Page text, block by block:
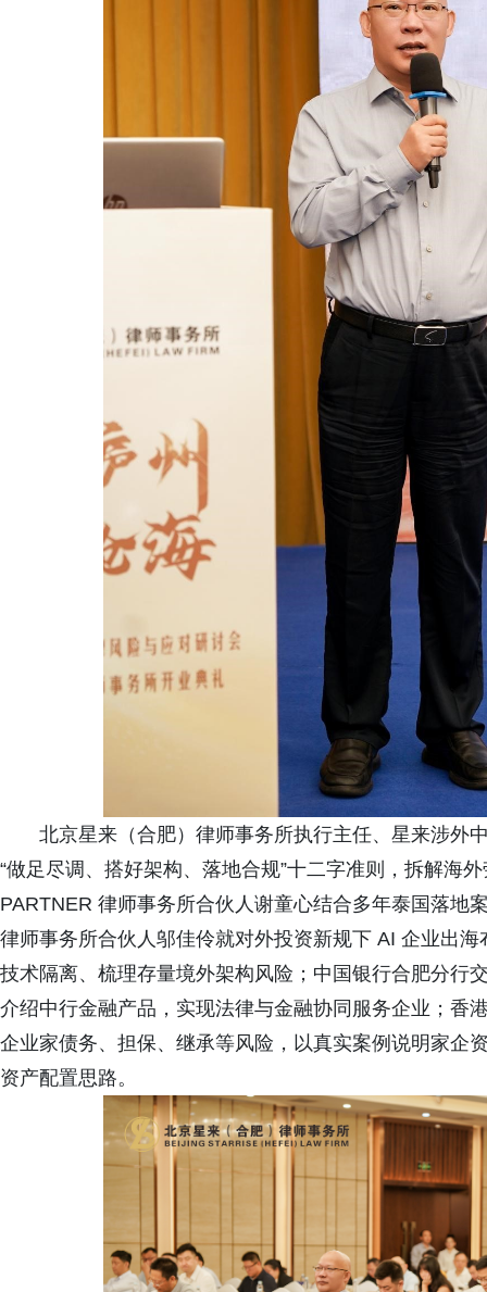
北京星来（合肥）律师事务所执行主任、星来涉外
“做足尽调、搭好架构、落地合规”十二字准则，拆解海
PARTNER 律师事务所合伙人谢童心结合多年泰国落地
律师事务所合伙人邬佳伶就对外投资新规下 AI 企业出
技术隔离、梳理存量境外架构风险；中国银行合肥分行
介绍中行金融产品，实现法律与金融协同服务企业；香
企业家债务、担保、继承等风险，以真实案例说明家企
资产配置思路。